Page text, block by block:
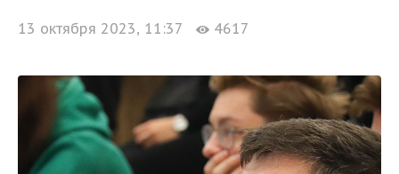
13 октября 2023, 11:37 4617